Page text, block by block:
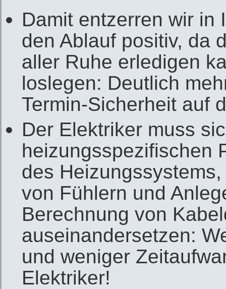
Damit entzerren wir in
den Ablauf positiv, da
aller Ruhe erledigen
loslegen: Deutlich
Termin-Sicherheit auf
Der Elektriker muss
heizungsspezifischen
des
von Fühlern und
Berechnung von
auseinandersetzen:
und weniger
Elektriker!